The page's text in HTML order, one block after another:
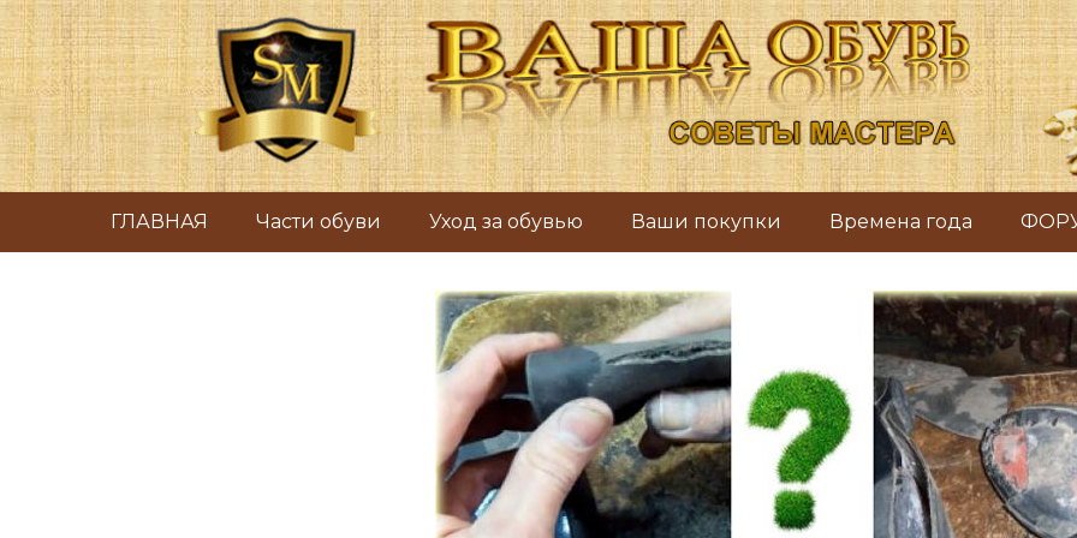
ГЛАВНАЯ Части обуви Уход за обувью Ваши покупки Времена года